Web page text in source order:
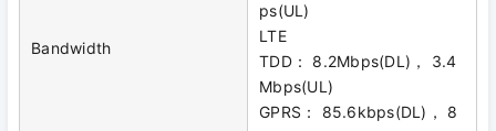
Bandwidth
ps(UL)
LTE
TDD： 8.2Mbps(DL)， 3.4
Mbps(UL)
GPRS： 85.6kbps(DL)， 8